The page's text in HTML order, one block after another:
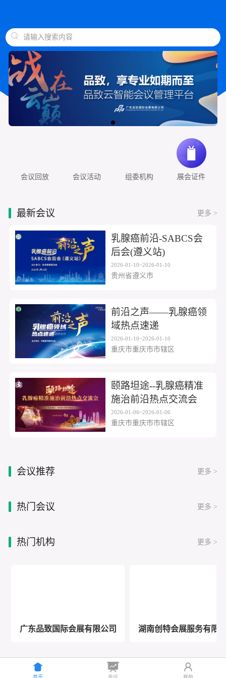
请输入搜索内容
会议回放 会议活动 组委机构 展会证件
最新会议 更多 >
乳腺癌前沿-SABCS会
后会(遵义站)
2026-01-10~2026-01-10
贵州省遵义市
前沿之声——乳腺癌领
域热点速递
2026-01-10~2026-01-10
重庆市重庆市市辖区
颐路坦途--乳腺癌精准
施治前沿热点交流会
2026-01-06~2026-01-06
重庆市重庆市市辖区
会议推荐 更多 >
热门会议 更多 >
热门机构 更多 >
广东品致国际会展有限公司 湖南创特会展服务有限